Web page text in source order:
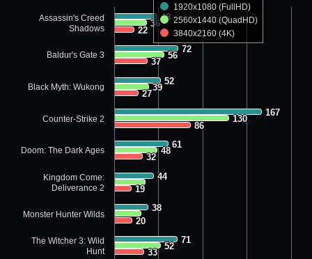
48
48
72
72
52
52
167
167
61
61
44
44
38
38
71
71
36
36
56
56
39
39
130
130
48
48
52
52
22
22
37
37
27
27
86
86
32
32
19
19
20
20
33
33
1920x1080 (FullHD)
2560x1440 (QuadHD)
3840x2160 (4K)
Assassin's Creed
Shadows
Baldur's Gate 3
Black Myth: Wukong
Counter-Strike 2
Doom: The Dark Ages
Kingdom Come:
Deliverance 2
Monster Hunter Wilds
The Witcher 3: Wild
Hunt